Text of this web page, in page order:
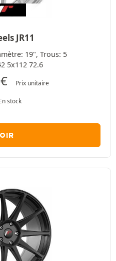
JR11
19", Trous: 5
5x112 72.6
€ Prix unitaire
stock